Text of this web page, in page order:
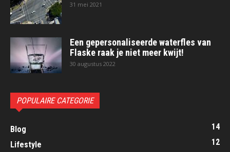
31 mei 2021
Een gepersonaliseerde waterfles van
Flaske raak je niet meer kwijt!
30 augustus 2022
POPULAIRE CATEGORIE
Blog
14
Lifestyle
12